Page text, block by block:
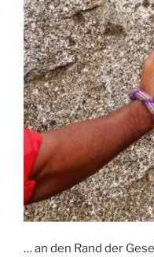
… an den Rand der